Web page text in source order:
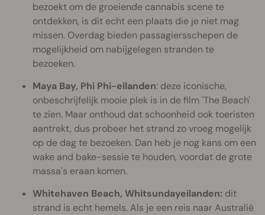
bezoekt om de groeiende cannabis scene te
ontdekken, is dit echt een plaats die je niet mag
missen. Overdag bieden passagiersschepen de
mogelijkheid om nabijgelegen stranden te
bezoeken.
Maya Bay, Phi Phi-eilanden: deze iconische,
onbeschrijfelijk mooie plek is in de film 'The Beach'
te zien. Maar onthoud dat schoonheid ook toeristen
aantrekt, dus probeer het strand zo vroeg mogelijk
op de dag te bezoeken. Dan heb je nog kans om een
wake and bake-sessie te houden, voordat de grote
massa's eraan komen.
Whitehaven Beach, Whitsundayeilanden: dit
strand is echt hemels. Als je een reis naar Australië